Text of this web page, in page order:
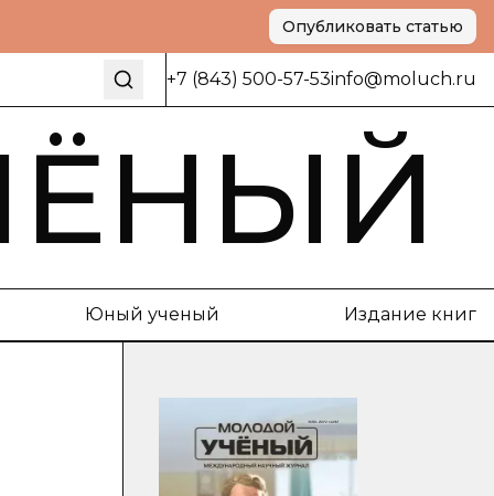
Опубликовать статью
+7 (843) 500-57-53info@moluch.ru
Юный ученый Издание книг